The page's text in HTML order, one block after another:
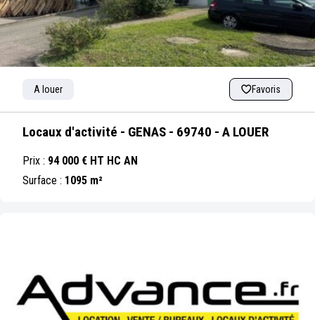
A louer Favoris
Locaux d'activité - GENAS - 69740 - A LOUER
Prix : 94 000 € HT HC AN
Surface : 1095 m²